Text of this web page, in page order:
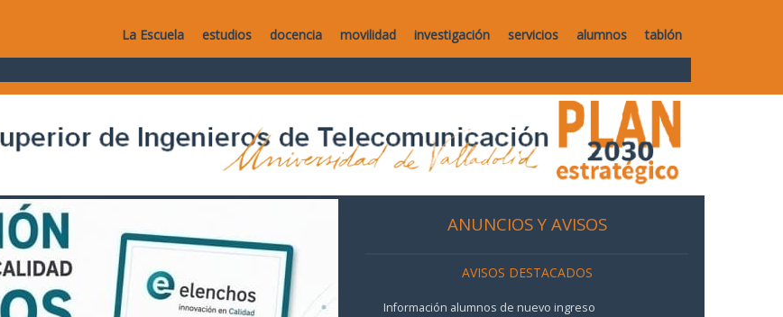
La Escuela estudios docencia movilidad investigación servicios alumnos tablón
ANUNCIOS Y AVISOS
AVISOS DESTACADOS
Información alumnos de nuevo ingreso